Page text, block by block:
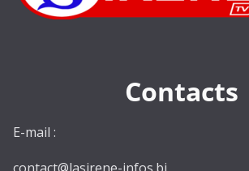
Contacts
E-mail :